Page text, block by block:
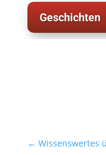
Geschichten
← Wissenswertes